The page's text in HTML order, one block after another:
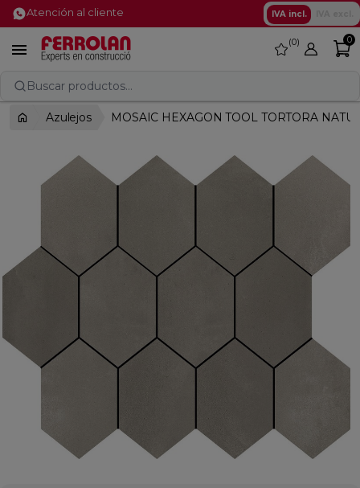
Atención al cliente IVA incl.
 favorite
0 0
Buscar productos...
Azulejos MOSAIC HEXAGON TOOL TORTORA